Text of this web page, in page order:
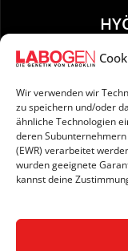
Wir verwenden wir
zu speichern und/oder
ähnliche Technologien
deren
(EWR) verarbeitet
wurden geeignete
kannst deine
01.